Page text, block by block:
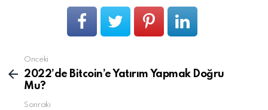
Devamını
gör
Önceki
2022’de Bitcoin’e Yatırım Yapmak Doğru
Mu?
Sonraki